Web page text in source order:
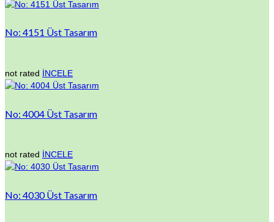
No: 4151 Üst Tasarım
not rated İNCELE
No: 4004 Üst Tasarım
not rated İNCELE
No: 4030 Üst Tasarım